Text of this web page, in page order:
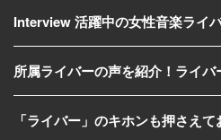
Interview 活躍中の女性音楽ライ
所属ライバーの声を紹介！ライ
「ライバー」のキホンも押さえて